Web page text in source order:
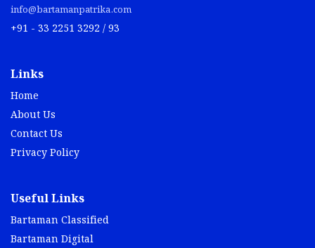
info@bartamanpatrika.com
+91 - 33 2251 3292 / 93
Links
Home
About Us
Contact Us
Privacy Policy
Useful Links
Bartaman Classified
Bartaman Digital